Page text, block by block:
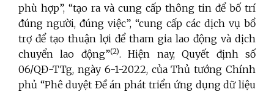
phù hợp”, “tạo ra và cung cấp thông tin để bố trí
đúng người, đúng việc”, “cung cấp các dịch vụ bổ
trợ để tạo thuận lợi để tham gia lao động và dịch
chuyển lao động”(2). Hiện nay, Quyết định số
06/QĐ-TTg, ngày 6-1-2022, của Thủ tướng Chính
phủ “Phê duyệt Đề án phát triển ứng dụng dữ liệu